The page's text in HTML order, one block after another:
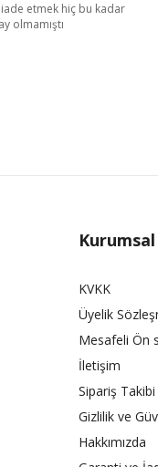
iade etmek hiç bu kadar
olmamıştı
Kurumsal
KVKK
Üyelik
Mesafeli Ön
İletişim
Sipariş Takibi
Gizlilik ve
Hakkımızda